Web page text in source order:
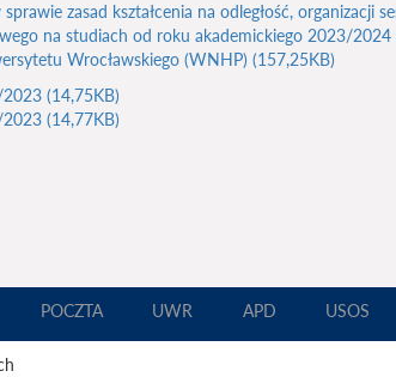
zasad kształcenia na odległość, organizacji
na studiach od roku akademickiego 2023/2024
Wrocławskiego (WNHP) (157,25KB)
(14,75KB)
(14,77KB)
POCZTA UWR APD USOS